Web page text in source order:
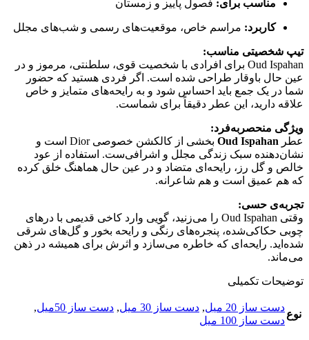
مناسب برای: فصول پاییز و زمستان
کاربرد: مراسم خاص، موقعیت‌های رسمی و شب‌های مجلل
تیپ شخصیتی مناسب:
Oud Ispahan برای افرادی با شخصیت قوی، سلطنتی، مرموز و در
عین حال باوقار طراحی شده است. اگر فردی هستید که حضور
شما در یک جمع باید احساس شود و به رایحه‌های متمایز و خاص
علاقه دارید، این عطر دقیقاً برای شماست.
ویژگی منحصربه‌فرد:
عطر Oud Ispahan
بخشی از کالکشن خصوصی Dior است و
نشان‌دهنده سبک زندگی مجلل و اشرافی‌ست. استفاده از عود
خالص و گل رز، رایحه‌ای متضاد و در عین حال هماهنگ خلق کرده
که هم عمیق است و هم شاعرانه.
تجربه‌ی حسی:
وقتی Oud Ispahan را می‌زنید، گویی وارد کاخی قدیمی با درهای
چوبی حکاکی‌شده، پنجره‌های رنگی و رایحه بخور و گل‌های شرقی
شده‌اید. رایحه‌ای که خاطره می‌سازد و اثرش برای همیشه در ذهن
می‌ماند.
توضیحات تکمیلی
نوع
دست ساز 20 میل , دست ساز 30 میل , دست ساز 50میل
,
دست ساز 100 میل